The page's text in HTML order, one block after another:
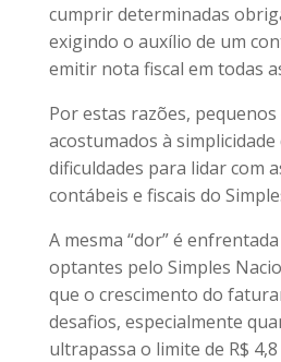
cumprir determinadas
exigindo o auxílio de um
emitir nota fiscal em todas
Por estas razões,
acostumados à
dificuldades para lidar com
contábeis e fiscais do
A mesma “dor” é
optantes pelo Simples
que o crescimento do
desafios, especialmente
ultrapassa o limite de R$